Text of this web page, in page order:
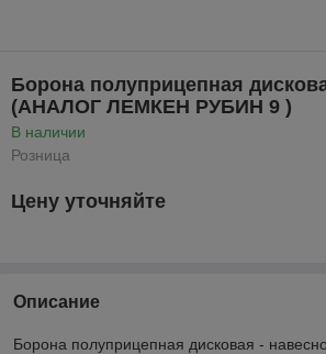
Борона полуприцепная
(АНАЛОГ ЛЕМКЕН РУБИН 9 )
В наличии
Розница
Цену уточняйте
Описание
Борона полуприцепная дисковая -